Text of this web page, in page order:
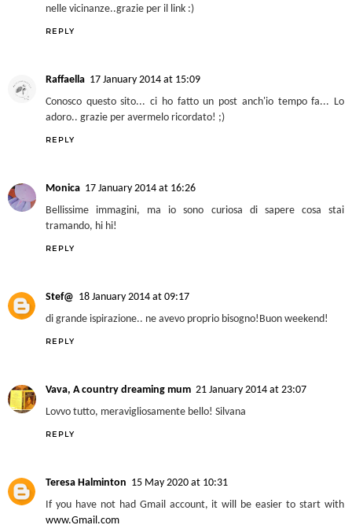
nelle vicinanze..grazie per il link :)
REPLY
Raffaella 17 January 2014 at 15:09
Conosco questo sito... ci ho fatto un post anch'io tempo fa... Lo
adoro.. grazie per avermelo ricordato! ;)
REPLY
Monica 17 January 2014 at 16:26
Bellissime immagini, ma io sono curiosa di sapere cosa stai
tramando, hi hi!
REPLY
Stef@ 18 January 2014 at 09:17
di grande ispirazione.. ne avevo proprio bisogno!Buon weekend!
REPLY
Vava, A country dreaming mum 21 January 2014 at 23:07
Lovvo tutto, meravigliosamente bello! Silvana
REPLY
Teresa Halminton 15 May 2020 at 10:31
If you have not had Gmail account, it will be easier to start with
www.Gmail.com